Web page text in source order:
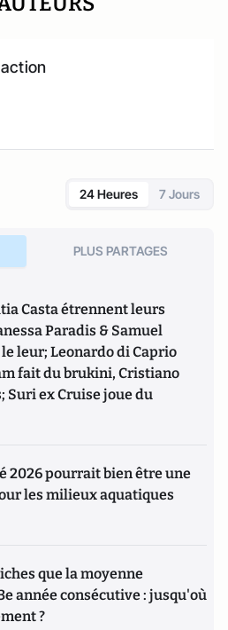
24 Heures 7 Jours
PLUS PARTAGES
Casta étrennent leurs
Paradis & Samuel
leur; Leonardo di Caprio
fait du brukini, Cristiano
Suri ex Cruise joue du
2026 pourrait bien être une
les milieux aquatiques
que la moyenne
année consécutive : jusqu'où
?